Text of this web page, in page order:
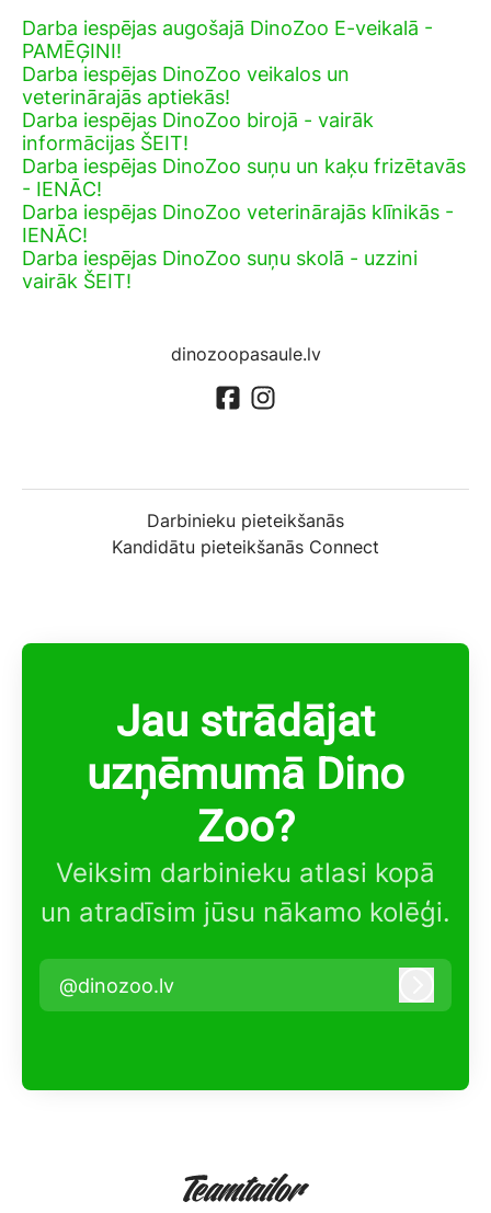
Darba iespējas augošajā DinoZoo E-veikalā -
PAMĒĢINI!
Darba iespējas DinoZoo veikalos un
veterinārajās aptiekās!
Darba iespējas DinoZoo birojā - vairāk
informācijas ŠEIT!
Darba iespējas DinoZoo suņu un kaķu frizētavās
- IENĀC!
Darba iespējas DinoZoo veterinārajās klīnikās -
IENĀC!
Darba iespējas DinoZoo suņu skolā - uzzini
vairāk ŠEIT!
dinozoopasaule.lv
Darbinieku pieteikšanās
Kandidātu pieteikšanās Connect
Jau strādājat
uzņēmumā Dino
Zoo?
Veiksim darbinieku atlasi kopā
un atradīsim jūsu nākamo kolēģi.
@dinozoo.lv